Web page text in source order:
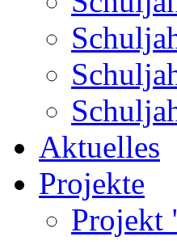
Aktuelles
Projekte
Projekt